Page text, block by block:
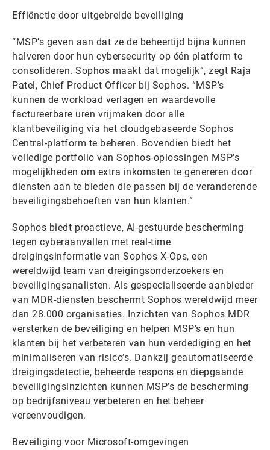
Effiënctie door uitgebreide beveiliging
“MSP’s geven aan dat ze de beheertijd bijna kunnen
halveren door hun cybersecurity op één platform te
consolideren. Sophos maakt dat mogelijk”, zegt Raja
Patel, Chief Product Officer bij Sophos. “MSP’s
kunnen de workload verlagen en waardevolle
factureerbare uren vrijmaken door alle
klantbeveiliging via het cloudgebaseerde Sophos
Central-platform te beheren. Bovendien biedt het
volledige portfolio van Sophos-oplossingen MSP’s
mogelijkheden om extra inkomsten te genereren door
diensten aan te bieden die passen bij de veranderende
beveiligingsbehoeften van hun klanten.”
Sophos biedt proactieve, AI-gestuurde bescherming
tegen cyberaanvallen met real-time
dreigingsinformatie van Sophos X-Ops, een
wereldwijd team van dreigingsonderzoekers en
beveiligingsanalisten. Als gespecialiseerde aanbieder
van MDR-diensten beschermt Sophos wereldwijd meer
dan 28.000 organisaties. Inzichten van Sophos MDR
versterken de beveiliging en helpen MSP’s en hun
klanten bij het verbeteren van hun verdediging en het
minimaliseren van risico’s. Dankzij geautomatiseerde
dreigingsdetectie, beheerde respons en diepgaande
beveiligingsinzichten kunnen MSP’s de bescherming
op bedrijfsniveau verbeteren en het beheer
vereenvoudigen.
Beveiliging voor Microsoft-omgevingen